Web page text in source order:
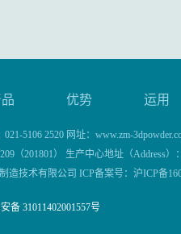
优势 运用
5106 2520 网址：www.zm-
201801） 生产中心地址（Address）
造技术有限公司 ICP备案号： 沪ICP备
备 31011402001557号